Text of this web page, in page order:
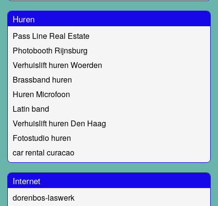
Huren
Pass Line Real Estate
Photobooth Rijnsburg
Verhuislift huren Woerden
Brassband huren
Huren Microfoon
Latin band
Verhuislift huren Den Haag
Fotostudio huren
car rental curacao
Internet
dorenbos-laswerk